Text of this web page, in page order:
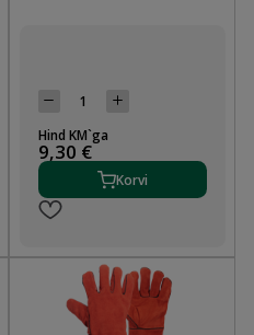
Hind KM`ga
9,30 €
Korvi